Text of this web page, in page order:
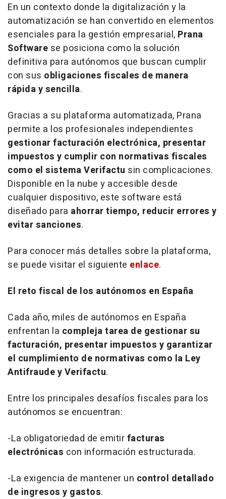
En un contexto donde la digitalización y la
automatización se han convertido en elementos
esenciales para la gestión empresarial, Prana
Software se posiciona como la solución
definitiva para autónomos que buscan cumplir
con sus obligaciones fiscales de manera
rápida y sencilla.
Gracias a su plataforma automatizada, Prana
permite a los profesionales independientes
gestionar facturación electrónica, presentar
impuestos y cumplir con normativas fiscales
como el sistema Verifactu sin complicaciones.
Disponible en la nube y accesible desde
cualquier dispositivo, este software está
diseñado para ahorrar tiempo, reducir errores y
evitar sanciones.
Para conocer más detalles sobre la plataforma,
se puede visitar el siguiente enlace.
El reto fiscal de los autónomos en España
Cada año, miles de autónomos en España
enfrentan la compleja tarea de gestionar su
facturación, presentar impuestos y garantizar
el cumplimiento de normativas como la Ley
Antifraude y Verifactu.
Entre los principales desafíos fiscales para los
autónomos se encuentran:
-La obligatoriedad de emitirfacturas
electrónicas con información estructurada.
-La exigencia de mantener un control detallado
de ingresos y gastos.